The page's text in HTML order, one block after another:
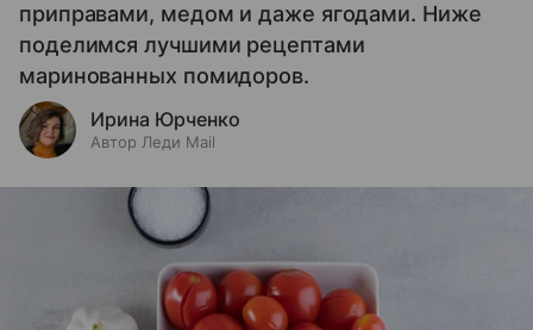
приправами, медом и даже ягодами. Ниже
поделимся лучшими рецептами
маринованных помидоров.
Ирина Юрченко
Автор Леди Mail